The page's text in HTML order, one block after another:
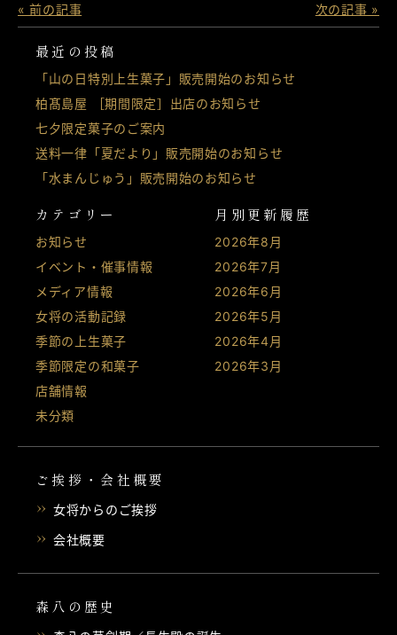
最近の投稿
「山の日特別上生菓子」販売開始のお知らせ
柏髙島屋 ［期間限定］出店のお知らせ
七夕限定菓子のご案内
送料一律「夏だより」販売開始のお知らせ
「水まんじゅう」販売開始のお知らせ
カテゴリー
お知らせ
イベント・催事情報
メディア情報
女将の活動記録
季節の上生菓子
季節限定の和菓子
店舗情報
未分類
月別更新履歴
2026年8月
2026年7月
2026年6月
2026年5月
2026年4月
2026年3月
ご挨拶・会社概要
女将からのご挨拶
会社概要
森八の歴史
« 前の記事 次の記事 »